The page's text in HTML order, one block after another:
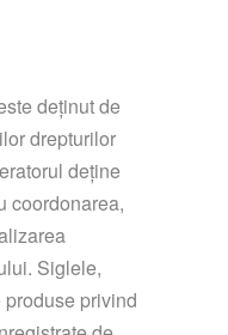
deținut de
drepturilor
deține
coordonarea,
Siglele,
privind